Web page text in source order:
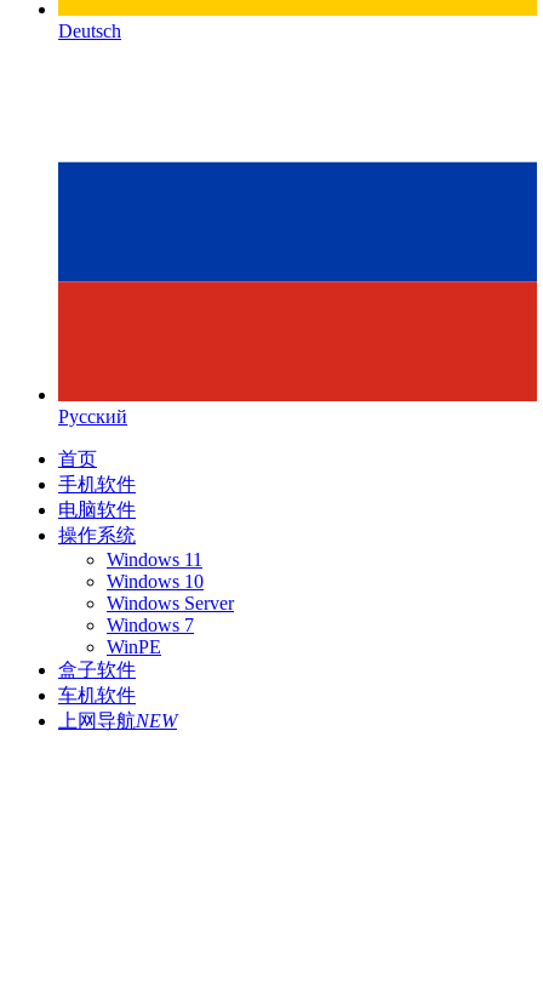
Deutsch
Русский
首页
手机软件
电脑软件
操作系统
Windows 11
Windows 10
Windows Server
Windows 7
WinPE
盒子软件
车机软件
上网导航NEW